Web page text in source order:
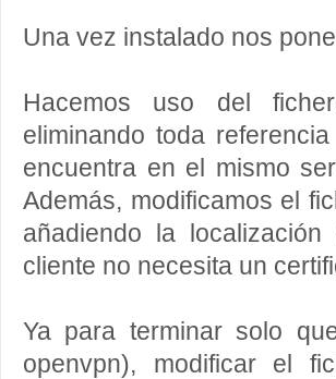
Una vez instalado nos
Hacemos uso del
eliminando toda
encuentra en el mismo
Además, modificamos el
añadiendo la
cliente no necesita un
Ya para terminar solo
openvpn), modificar el